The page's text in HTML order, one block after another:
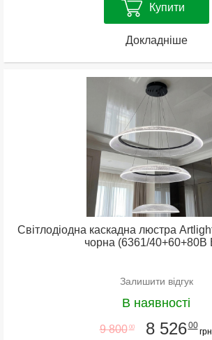
Купити
Докладніше
Світлодіодна каскадна люстра
чорна (6361/40+60+80B
Залишити відгук
В наявності
9 800 00 8 52600
грн